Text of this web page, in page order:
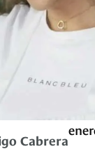
Cabrera